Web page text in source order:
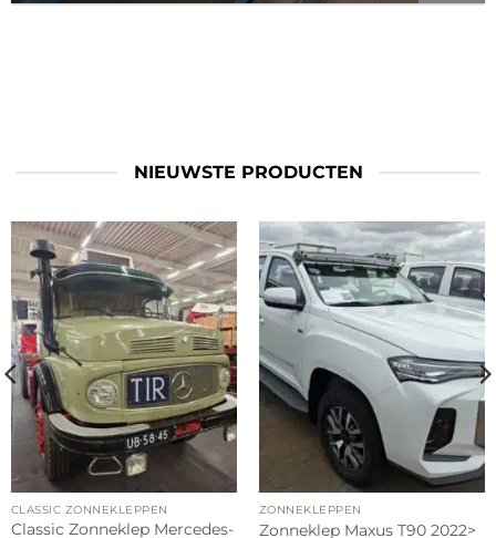
NIEUWSTE PRODUCTEN
CLASSIC ZONNEKLEPPEN
Classic Zonneklep Mercedes-
ZONNEKLEPPEN
Zonneklep Maxus T90 2022>